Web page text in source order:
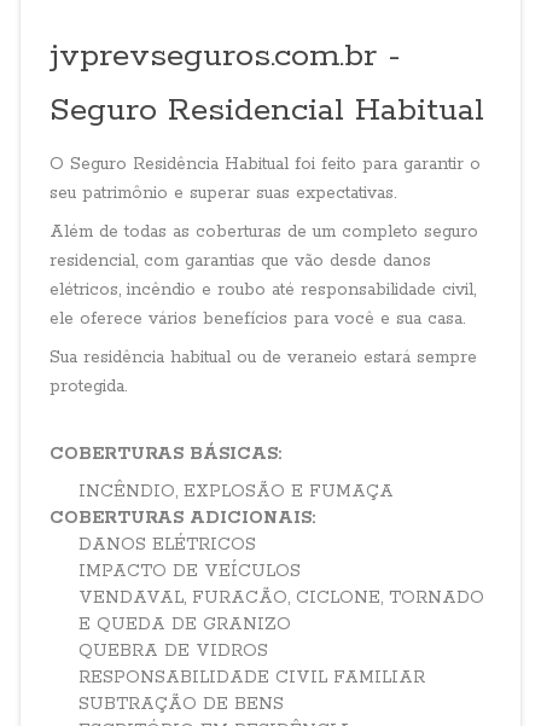
jvprevseguros.com.br -
Seguro Residencial Habitual
O Seguro Residência Habitual foi feito para garantir o
seu patrimônio e superar suas expectativas.
Além de todas as coberturas de um completo seguro
residencial, com garantias que vão desde danos
elétricos, incêndio e roubo até responsabilidade civil,
ele oferece vários benefícios para você e sua casa.
Sua residência habitual ou de veraneio estará sempre
protegida.
COBERTURAS BÁSICAS:
INCÊNDIO, EXPLOSÃO E FUMAÇA
COBERTURAS ADICIONAIS:
DANOS ELÉTRICOS
IMPACTO DE VEÍCULOS
VENDAVAL, FURACÃO, CICLONE, TORNADO
E QUEDA DE GRANIZO
QUEBRA DE VIDROS
RESPONSABILIDADE CIVIL FAMILIAR
SUBTRAÇÃO DE BENS